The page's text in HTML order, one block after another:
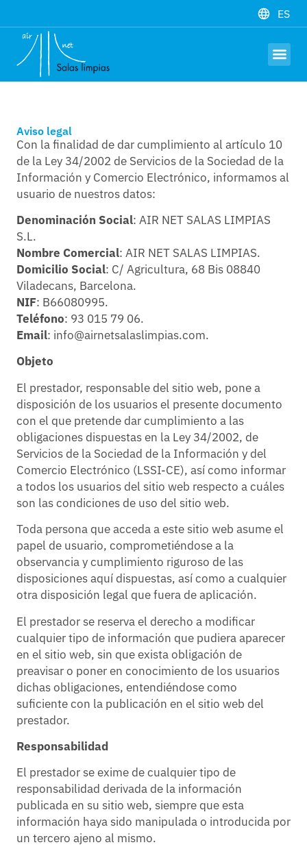
ES
Aviso legal
Con la finalidad de dar cumplimiento al artículo 10
de la Ley 34/2002 de Servicios de la Sociedad de la
Información y Comercio Electrónico, informamos al
usuario de nuestros datos:
Denominación Social: AIR NET SALAS LIMPIAS
S.L.
Nombre Comercial: AIR NET SALAS LIMPIAS.
Domicilio Social: C/ Agricultura, 68 Bis 08840
Viladecans, Barcelona.
NIF: B66080995.
Teléfono: 93 015 79 06.
Email: info@airnetsalaslimpias.com.
Objeto
El prestador, responsable del sitio web, pone a
disposición de los usuarios el presente documento
con el que pretende dar cumplimiento a las
obligaciones dispuestas en la Ley 34/2002, de
Servicios de la Sociedad de la Información y del
Comercio Electrónico (LSSI-CE), así como informar
a todos los usuarios del sitio web respecto a cuáles
son las condiciones de uso del sitio web.
Toda persona que acceda a este sitio web asume el
papel de usuario, comprometiéndose a la
observancia y cumplimiento riguroso de las
disposiciones aquí dispuestas, así como a cualquier
otra disposición legal que fuera de aplicación.
El prestador se reserva el derecho a modificar
cualquier tipo de información que pudiera aparecer
en el sitio web, sin que exista obligación de
preavisar o poner en conocimiento de los usuarios
dichas obligaciones, entendiéndose como
suficiente con la publicación en el sitio web del
prestador.
Responsabilidad
El prestador se exime de cualquier tipo de
responsabilidad derivada de la información
publicada en su sitio web, siempre que esta
información haya sido manipulada o introducida por
un tercero ajeno al mismo.